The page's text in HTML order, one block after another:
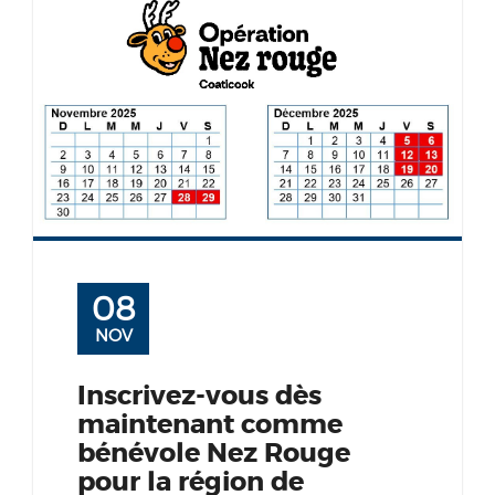
08
NOV
Inscrivez-vous dès
maintenant comme
bénévole Nez Rouge
pour la région de